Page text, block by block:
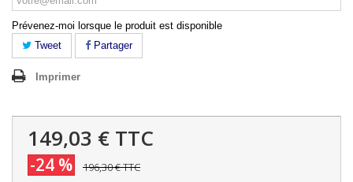
Prévenez-moi lorsque le produit est disponible
Tweet
Partager
Imprimer
149,03 € TTC
-24 % 196,30 €TTC